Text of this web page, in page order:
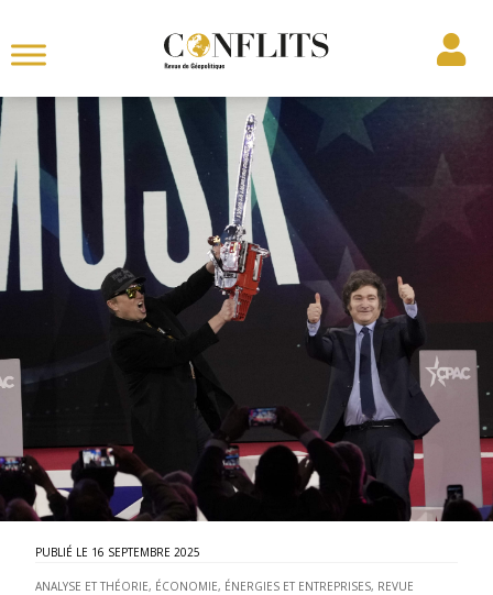
16 SEPTEMBRE 2025
ANALYSE ET THÉORIE, ÉCONOMIE, ÉNERGIES ET ENTREPRISES, REVUE